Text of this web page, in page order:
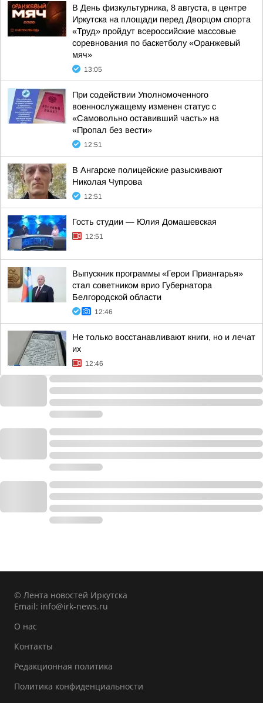
В День физкультурника, 8 августа, в центре
Иркутска на площади перед Дворцом спорта
«Труд» пройдут всероссийские массовые
соревнования по баскетболу «Оранжевый
мяч»
13:05
При содействии Уполномоченного
военнослужащему изменен статус с
«Самовольно оставивший часть» на
«Пропал без вести»
12:51
В Ангарске полицейские разыскивают
Николая Чупрова
12:51
Гость студии — Юлия Домашевская
12:51
Выпускник программы «Герои Приангарья»
стал советником врио Губернатора
Белгородской области
12:46
Не только восстанавливают книги, но и лечат
их
12:46
© Лента новостей Иркутска
Email: info@irk-news.ru
О нас
Контакты
Редакционная политика
Политика конфиденциальности